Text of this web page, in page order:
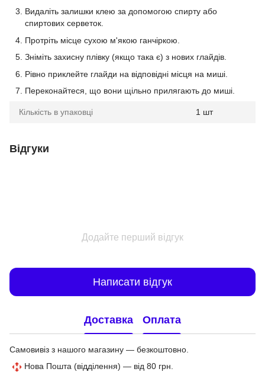
Видаліть залишки клею за допомогою спирту або
спиртових серветок.
Протріть місце сухою м'якою ганчіркою.
Зніміть захисну плівку (якщо така є) з нових глайдів.
Рівно приклейте глайди на відповідні місця на миші.
Переконайтеся, що вони щільно прилягають до миші.
Кількість в упаковці 1 шт
Відгуки
Додайте перший відгук
Написати відгук
Доставка Оплата
Самовивіз з нашого магазину — безкоштовно.
Нова Пошта (відділення) — від 80 грн.